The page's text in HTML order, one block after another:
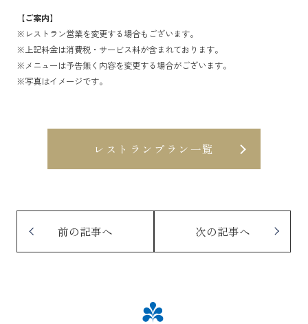
【ご案内】
※レストラン営業を変更する場合もございます。
※上記料金は消費税・サービス料が含まれております。
※メニューは予告無く内容を変更する場合がございます。
※写真はイメージです。
レストランプラン一覧
前の記事へ 次の記事へ